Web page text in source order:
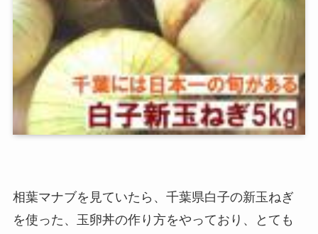
相葉マナブを見ていたら、千葉県白子の新玉ねぎ
を使った、玉卵丼の作り方をやっており、とても